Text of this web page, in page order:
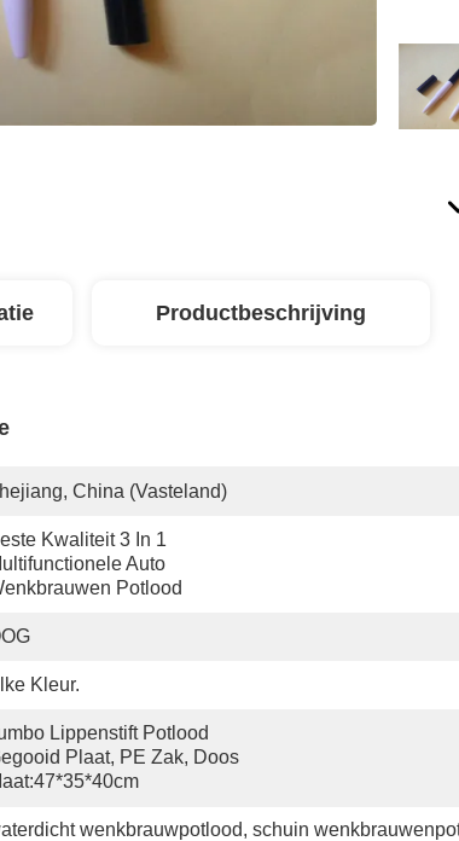
Productbeschrijving
China (vasteland)
Kwaliteit 3 In 1
Auto
Potlood
Kleur.
Lippenstift Potlood
Plaat, PE Zak, Doos
wenkbrauwpotlood, schuin